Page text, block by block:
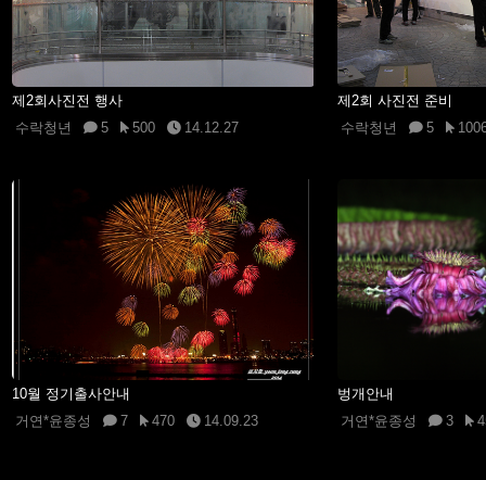
제2회사진전 행사
수락청년
5 500 14.12.27
제2회 사진전 준비
수락청년
5
10월 정기출사안내
거연*윤종성
7 470 14.09.23
벙개안내
거연*윤종성
3